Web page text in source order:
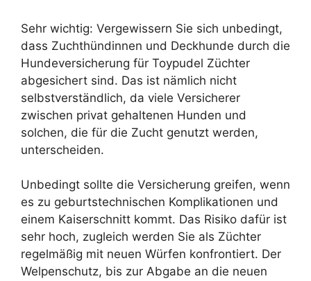
Sehr wichtig: Vergewissern Sie sich unbedingt,
dass Zuchthündinnen und Deckhunde durch die
Hundeversicherung für Toypudel Züchter
abgesichert sind. Das ist nämlich nicht
selbstverständlich, da viele Versicherer
zwischen privat gehaltenen Hunden und
solchen, die für die Zucht genutzt werden,
unterscheiden.
Unbedingt sollte die Versicherung greifen, wenn
es zu geburtstechnischen Komplikationen und
einem Kaiserschnitt kommt. Das Risiko dafür ist
sehr hoch, zugleich werden Sie als Züchter
regelmäßig mit neuen Würfen konfrontiert. Der
Welpenschutz, bis zur Abgabe an die neuen